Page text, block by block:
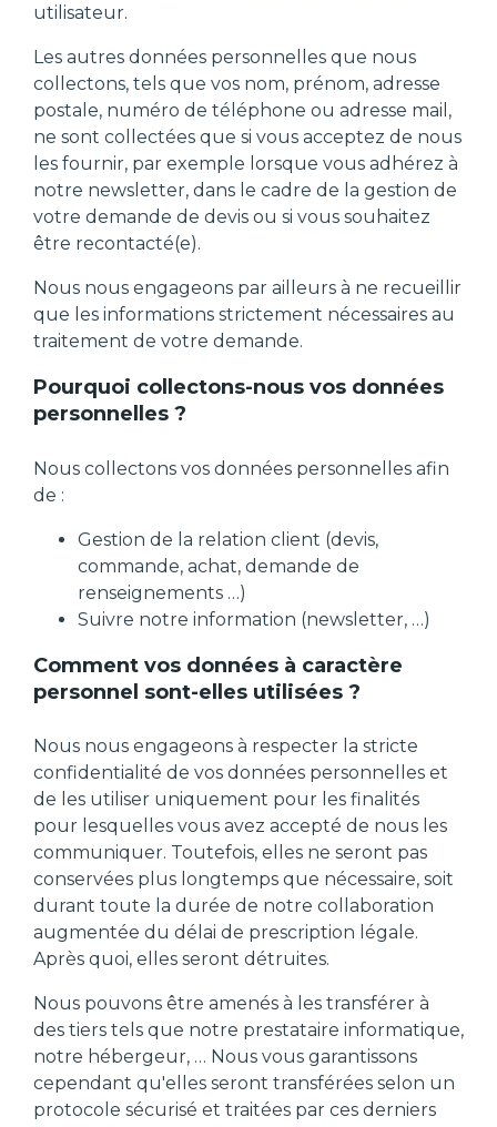
utilisateur.
Les autres données personnelles que nous
collectons, tels que vos nom, prénom, adresse
postale, numéro de téléphone ou adresse mail,
ne sont collectées que si vous acceptez de nous
les fournir, par exemple lorsque vous adhérez à
notre newsletter, dans le cadre de la gestion de
votre demande de devis ou si vous souhaitez
être recontacté(e).
Nous nous engageons par ailleurs à ne recueillir
que les informations strictement nécessaires au
traitement de votre demande.
Pourquoi collectons-nous vos données
personnelles ?
Nous collectons vos données personnelles afin
de :
Gestion de la relation client (devis,
commande, achat, demande de
renseignements …)
Suivre notre information (newsletter, …)
Comment vos données à caractère
personnel sont-elles utilisées ?
Nous nous engageons à respecter la stricte
confidentialité de vos données personnelles et
de les utiliser uniquement pour les finalités
pour lesquelles vous avez accepté de nous les
communiquer. Toutefois, elles ne seront pas
conservées plus longtemps que nécessaire, soit
durant toute la durée de notre collaboration
augmentée du délai de prescription légale.
Après quoi, elles seront détruites.
Nous pouvons être amenés à les transférer à
des tiers tels que notre prestataire informatique,
notre hébergeur, … Nous vous garantissons
cependant qu'elles seront transférées selon un
protocole sécurisé et traitées par ces derniers